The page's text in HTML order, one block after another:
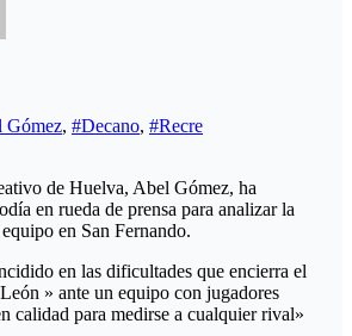
Gómez, #Decano, #Recre
de Huelva, Abel Gómez, ha
en rueda de prensa para analizar la
en San Fernando.
en las dificultades que encierra el
» ante un equipo con jugadores
calidad para medirse a cualquier rival»